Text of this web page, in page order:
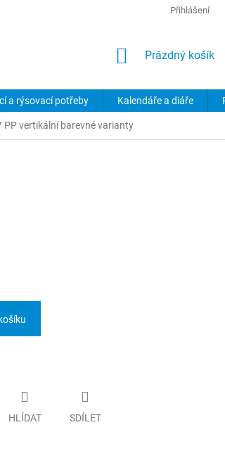
PODMÍNKY OCHRANY OSOBNÍCH ÚDAJŮ
Přihlášení
NÁKUPNÍ
Prázdný košík
a rýsovací potřeby Kalendáře a diáře
PP vertikální barevné varianty
HLÍDAT SDÍLET